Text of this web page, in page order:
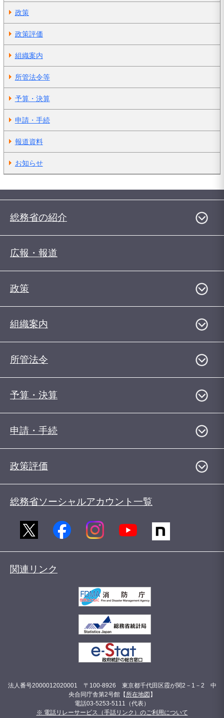
政策
政策評価
組織案内
所管法令等
予算・決算
申請・手続
報道資料
お知らせ
総務省の紹介
広報・報道
政策
組織案内
所管法令
予算・決算
申請・手続
政策評価
総務省ソーシャルアカウント一覧
関連リンク
法人番号2000012020001 〒100-8926 東京都千代田区霞が関2－1－2 中
央合同庁舎第2号館【 所在地図 】
電話03-5253-5111（代表）
※ 電話リレーサービス（手話リンク）のご利用について